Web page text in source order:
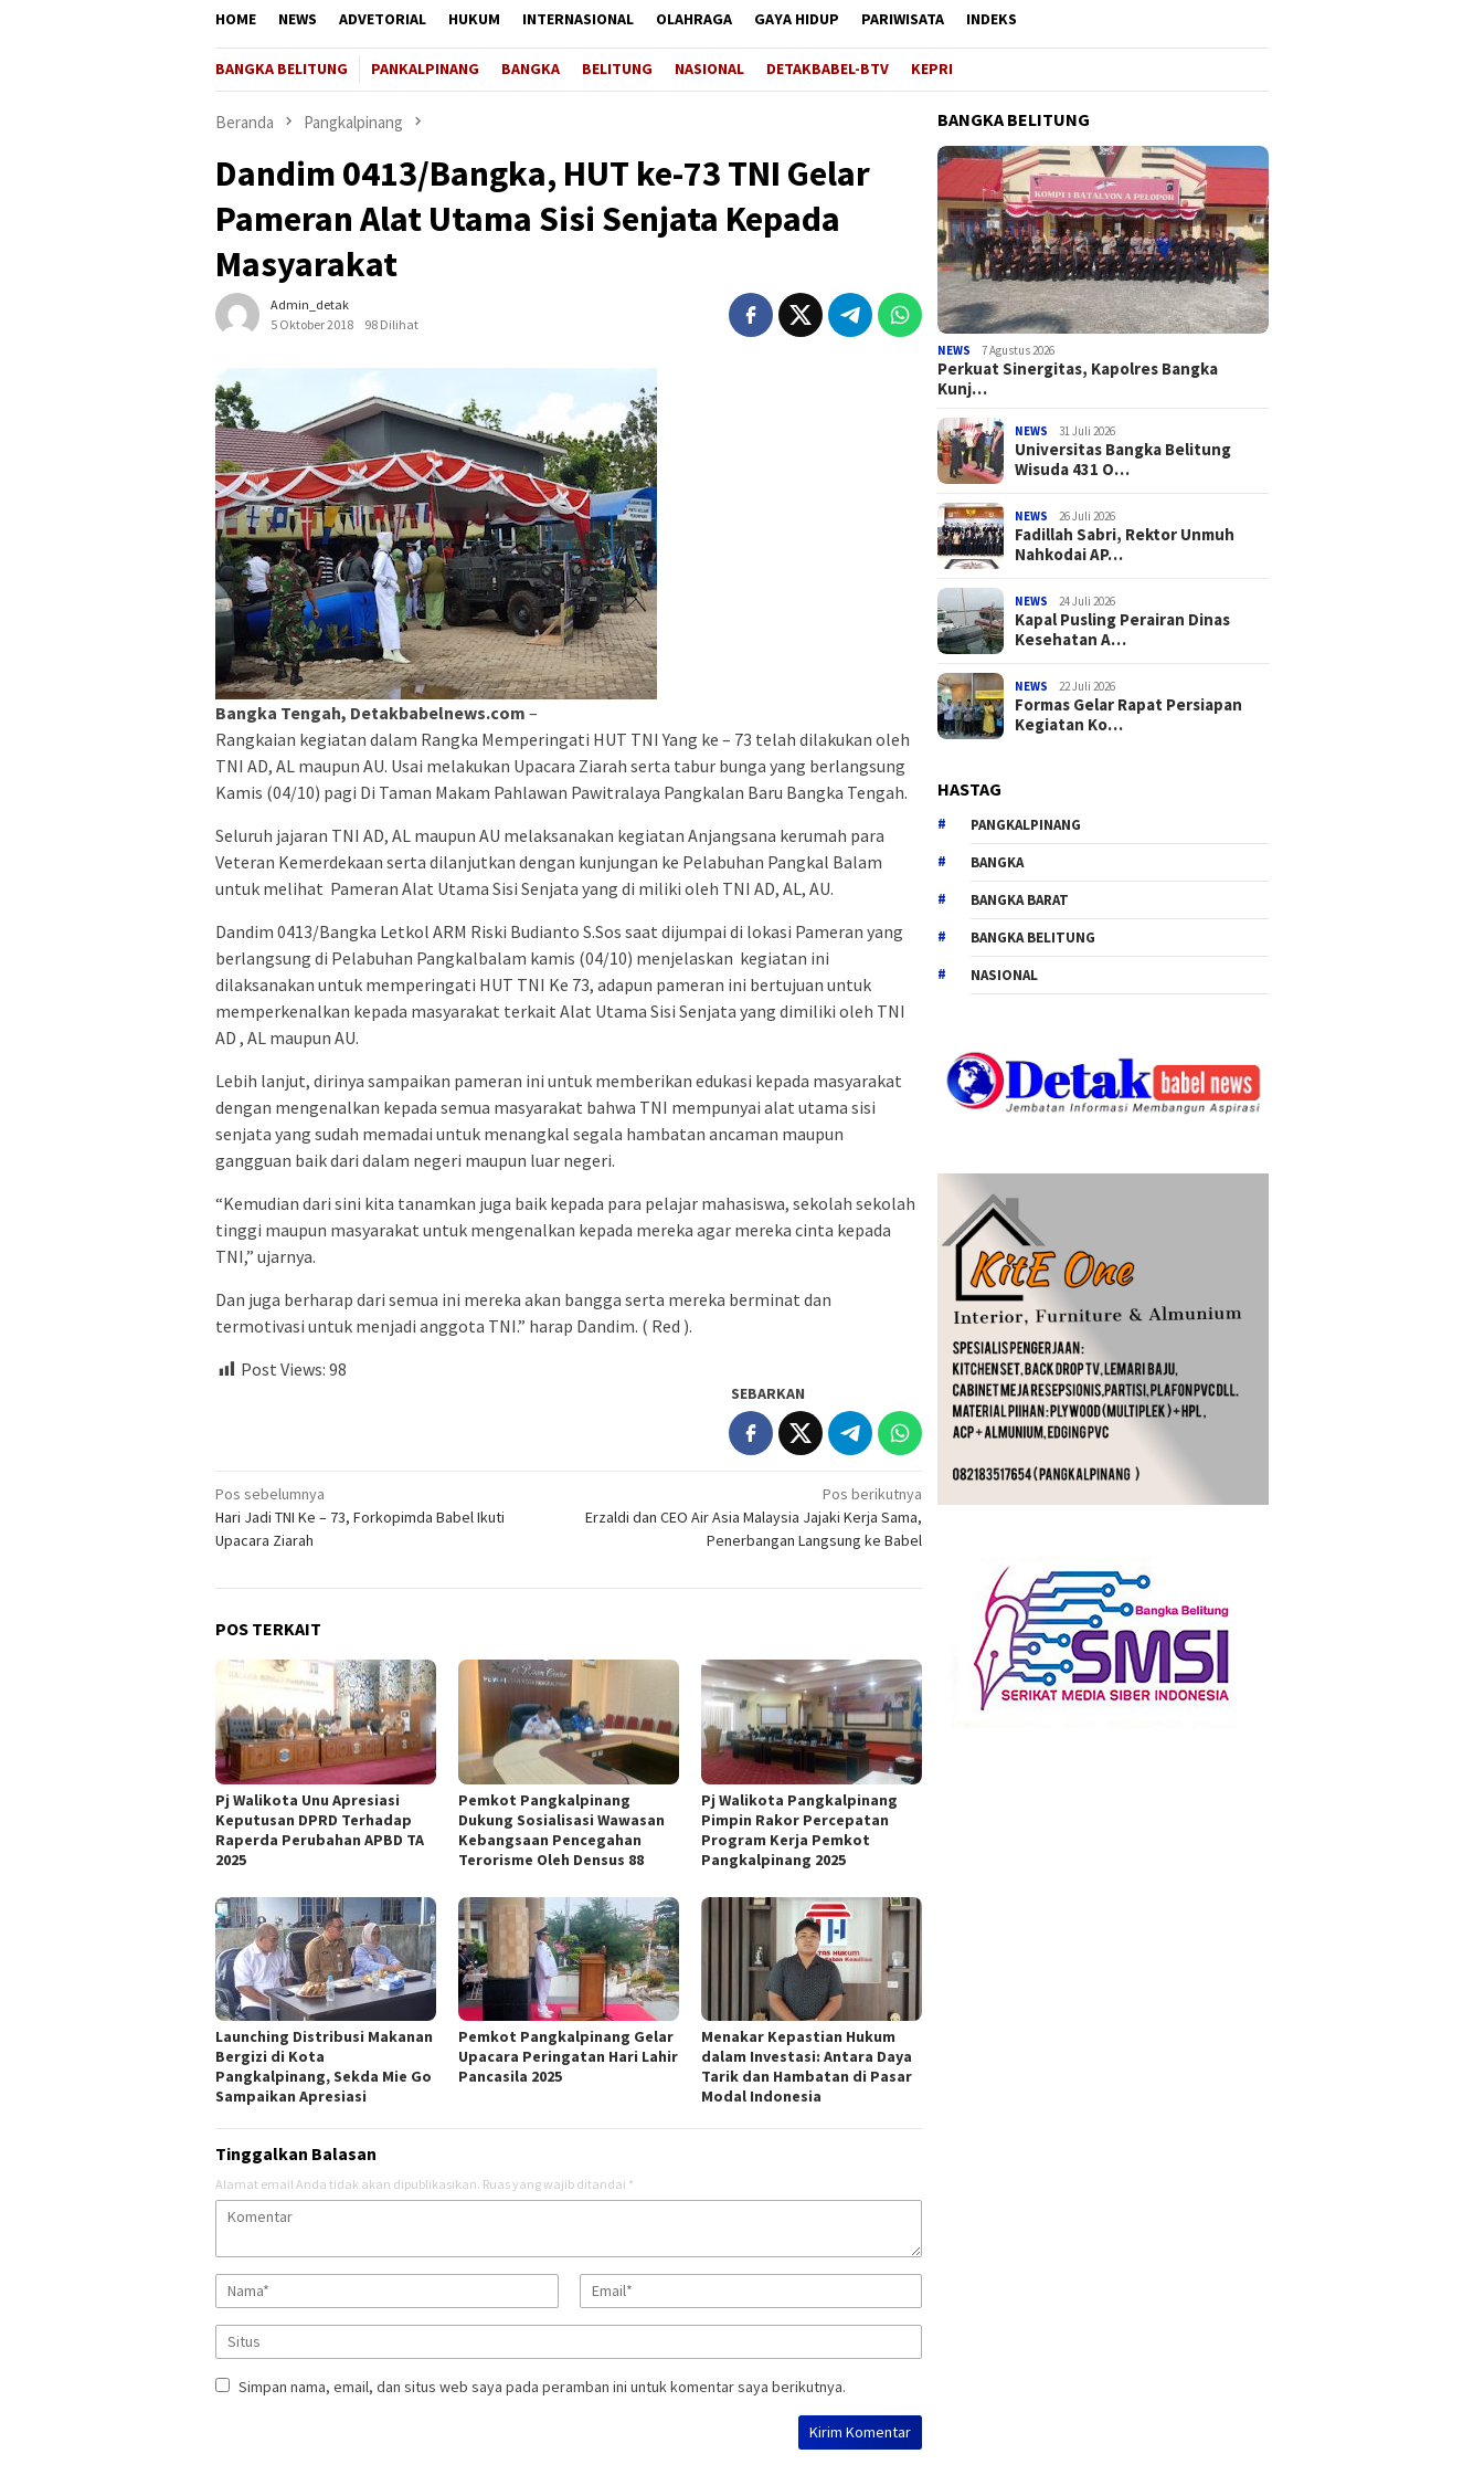
HOME NEWS ADVETORIAL HUKUM INTERNASIONAL OLAHRAGA GAYA HIDUP PARIWISATA INDEKS
BANGKA BELITUNG PANKALPINANG BANGKA BELITUNG NASIONAL DETAKBABEL-BTV KEPRI
Beranda Pangkalpinang
Dandim 0413/Bangka, HUT ke-73 TNI Gelar
Pameran Alat Utama Sisi Senjata Kepada
Masyarakat
Admin_detak
5 Oktober 2018
98 Dilihat
Bangka Tengah, Detakbabelnews.com –
Rangkaian kegiatan dalam Rangka Memperingati HUT TNI Yang ke – 73 telah dilakukan oleh
TNI AD, AL maupun AU. Usai melakukan Upacara Ziarah serta tabur bunga yang berlangsung
Kamis (04/10) pagi Di Taman Makam Pahlawan Pawitralaya Pangkalan Baru Bangka Tengah.
Seluruh jajaran TNI AD, AL maupun AU melaksanakan kegiatan Anjangsana kerumah para
Veteran Kemerdekaan serta dilanjutkan dengan kunjungan ke Pelabuhan Pangkal Balam
untuk melihat Pameran Alat Utama Sisi Senjata yang di miliki oleh TNI AD, AL, AU.
Dandim 0413/Bangka Letkol ARM Riski Budianto S.Sos saat dijumpai di lokasi Pameran yang
berlangsung di Pelabuhan Pangkalbalam kamis (04/10) menjelaskan kegiatan ini
dilaksanakan untuk memperingati HUT TNI Ke 73, adapun pameran ini bertujuan untuk
memperkenalkan kepada masyarakat terkait Alat Utama Sisi Senjata yang dimiliki oleh TNI
AD , AL maupun AU.
Lebih lanjut, dirinya sampaikan pameran ini untuk memberikan edukasi kepada masyarakat
dengan mengenalkan kepada semua masyarakat bahwa TNI mempunyai alat utama sisi
senjata yang sudah memadai untuk menangkal segala hambatan ancaman maupun
gangguan baik dari dalam negeri maupun luar negeri.
“Kemudian dari sini kita tanamkan juga baik kepada para pelajar mahasiswa, sekolah sekolah
tinggi maupun masyarakat untuk mengenalkan kepada mereka agar mereka cinta kepada
TNI,” ujarnya.
Dan juga berharap dari semua ini mereka akan bangga serta mereka berminat dan
termotivasi untuk menjadi anggota TNI.” harap Dandim. ( Red ).
Post Views: 98
SEBARKAN
Navigasi
pos
Pos sebelumnya
Hari Jadi TNI Ke – 73, Forkopimda Babel Ikuti
Upacara Ziarah
Pos berikutnya
Erzaldi dan CEO Air Asia Malaysia Jajaki Kerja Sama,
Penerbangan Langsung ke Babel
POS TERKAIT
Pj Walikota Unu Apresiasi
Keputusan DPRD Terhadap
Raperda Perubahan APBD TA
2025
Pemkot Pangkalpinang
Dukung Sosialisasi Wawasan
Kebangsaan Pencegahan
Terorisme Oleh Densus 88
Pj Walikota Pangkalpinang
Pimpin Rakor Percepatan
Program Kerja Pemkot
Pangkalpinang 2025
Launching Distribusi Makanan
Bergizi di Kota
Pangkalpinang, Sekda Mie Go
Sampaikan Apresiasi
Pemkot Pangkalpinang Gelar
Upacara Peringatan Hari Lahir
Pancasila 2025
Menakar Kepastian Hukum
dalam Investasi: Antara Daya
Tarik dan Hambatan di Pasar
Modal Indonesia
Tinggalkan Balasan
Alamat email Anda tidak akan dipublikasikan. Ruas yang wajib ditandai *
Simpan nama, email, dan situs web saya pada peramban ini untuk komentar saya berikutnya.
BANGKA BELITUNG
NEWS 7 Agustus 2026
Perkuat Sinergitas, Kapolres Bangka
Kunj…
NEWS 31 Juli 2026
Universitas Bangka Belitung
Wisuda 431 O…
NEWS 26 Juli 2026
Fadillah Sabri, Rektor Unmuh
Nahkodai AP…
NEWS 24 Juli 2026
Kapal Pusling Perairan Dinas
Kesehatan A…
NEWS 22 Juli 2026
Formas Gelar Rapat Persiapan
Kegiatan Ko…
HASTAG
PANGKALPINANG
BANGKA
BANGKA BARAT
BANGKA BELITUNG
NASIONAL